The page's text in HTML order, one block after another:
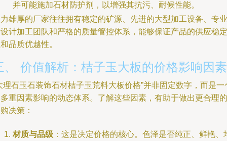
并可能施加石材防护剂，以增强其抗污、耐候性能。
雄厚的厂家往往拥有稳定的矿源、先进的大型加工设备、专业
计加工团队和严格的质量管控体系，能够保证产品的供应稳定
品质优越性。
、 价值解析：桔子玉大板的价格影响因素
理石玉石装饰石材桔子玉荒料大板价格”并非固定数字，而是一
重因素影响的动态体系。了解这些因素，有助于做出更合理的
决策：
材质与品级 ：这是决定价格的核心。色泽是否纯正、鲜艳、